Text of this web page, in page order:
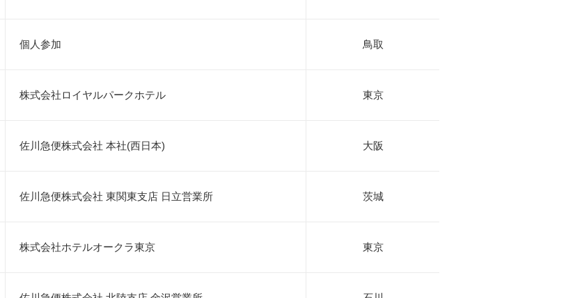
個人参加 鳥取
株式会社ロイヤルパークホテル 東京
佐川急便株式会社 本社(西日本) 大阪
佐川急便株式会社 東関東支店 日立営業所 茨城
株式会社ホテルオークラ東京 東京